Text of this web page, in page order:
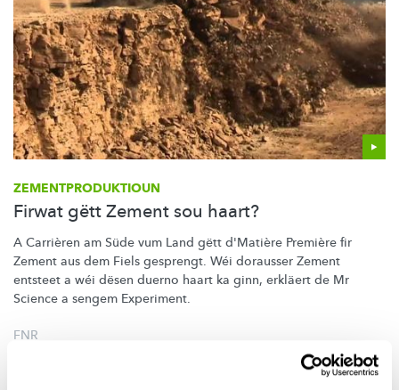
ZEMENTPRODUKTIOUN
Firwat gëtt Zement sou haart?
A Carrièren am Süde vum Land gëtt d'Matière Première fir
Zement aus dem Fiels gesprengt. Wéi dorausser Zement
entsteet a wéi dësen duerno haart ka ginn, erkläert de Mr
Science a sengem Experiment.
FNR